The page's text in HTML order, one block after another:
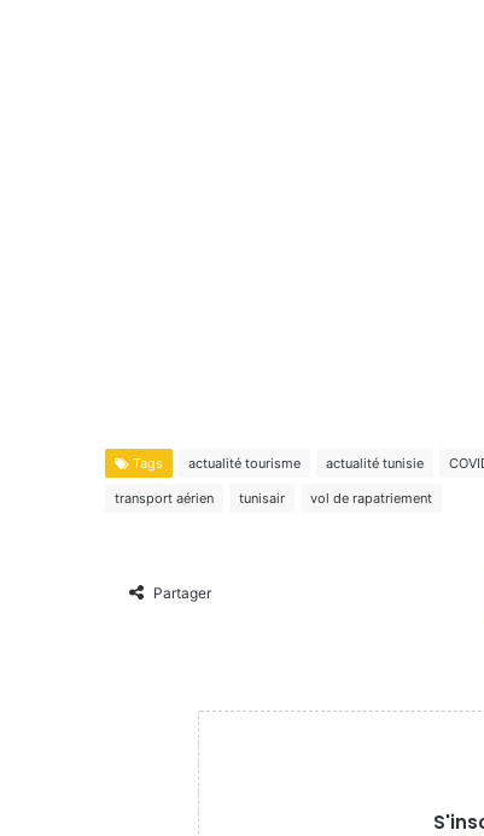
Tags actualité tourisme actualité tunisie
transport aérien tunisair vol de rapatriement
Partager